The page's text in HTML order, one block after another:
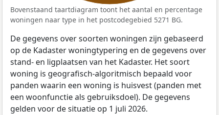
Bovenstaand taartdiagram toont het aantal en percentage
woningen naar type in het postcodegebied 5271 BG.
De gegevens over soorten woningen zijn gebaseerd
op de Kadaster woningtypering en de gegevens over
stand- en ligplaatsen van het Kadaster. Het soort
woning is geografisch-algoritmisch bepaald voor
panden waarin een woning is huisvest (panden met
een woonfunctie als gebruiksdoel). De gegevens
gelden voor de situatie op 1 juli 2026.